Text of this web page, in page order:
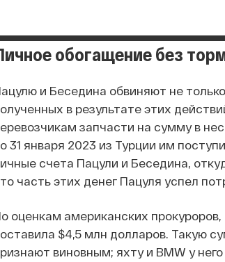
обогащение без
и Беседина обвиняют не
в результате этих
запчасти на сумму в
31 января 2023 из Турции им
счета Пацули и Беседина,
часть этих денег Пацуля успел
оценкам американских прокуроров,
$4,5 млн долларов. Такую
виновным; яхту и BMW у